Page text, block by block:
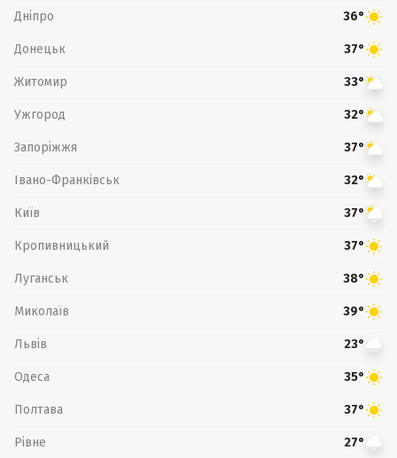
Дніпро 36°
Донецьк 37°
Житомир 33°
Ужгород 32°
Запоріжжя 37°
Івано-Франківськ 32°
Київ 37°
Кропивницький 37°
Луганськ 38°
Миколаїв 39°
Львів 23°
Одеса 35°
Полтава 37°
Рівне 27°